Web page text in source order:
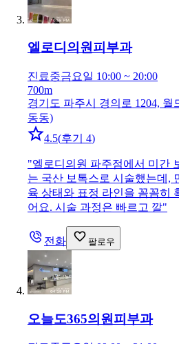
엘로디의원피부과
진료중금요일 10:00 ~ 20:00
700m
경기도 파주시 경의로 1204, 월
동동)
4.5(후기 4)
"엘로디의원 파주점에서 미간
는 국산 보톡스로 시술했는데,
육 상태와 표정 라인을 꼼꼼히
어요. 시술 과정은 빠르고 깔"
전화 팔로우
오늘도365의원 피부과